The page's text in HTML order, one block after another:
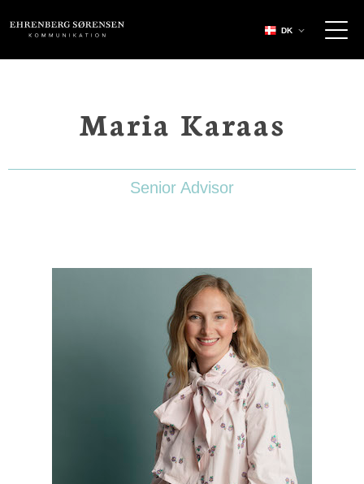
EHRENBERG KOMMUNIKATION DK
Maria Karaas
Senior Advisor